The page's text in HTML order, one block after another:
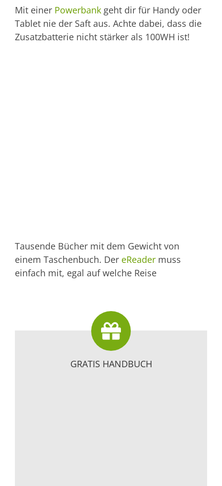
Mit einer Powerbank geht dir für Handy oder
Tablet nie der Saft aus. Achte dabei, dass die
Zusatzbatterie nicht stärker als 100WH ist!
Tausende Bücher mit dem Gewicht von
einem Taschenbuch. Der eReader muss
einfach mit, egal auf welche Reise
GRATIS HANDBUCH